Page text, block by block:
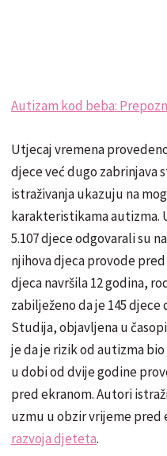
Autizam kod beba:
Utjecaj vremena
djece već dugo zabrinjava
istraživanja ukazuju na
karakteristikama autizma.
5.107 djece odgovarali su
njihova djeca provode
djeca navršila 12 godina,
zabilježeno da je 145
Studija, objavljena u
je da je rizik od autizma
u dobi od dvije godine
pred ekranom. Autori
uzmu u obzir vrijeme pred
razvoja djeteta.